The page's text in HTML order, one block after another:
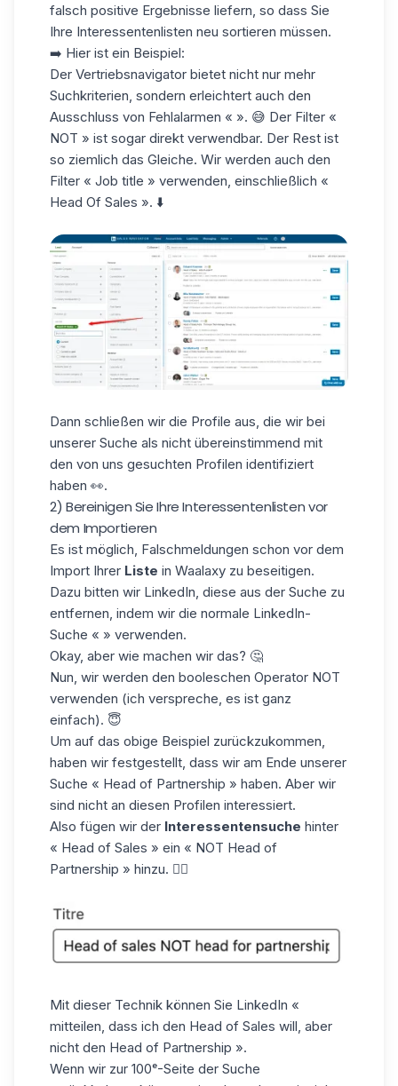
falsch positive Ergebnisse liefern, so dass Sie
Ihre Interessentenlisten neu sortieren müssen.
➡️ Hier ist ein Beispiel:
Der Vertriebsnavigator bietet nicht nur mehr
Suchkriterien, sondern erleichtert auch den
Ausschluss von Fehlalarmen « ». 😅 Der Filter «
NOT » ist sogar direkt verwendbar. Der Rest ist
so ziemlich das Gleiche. Wir werden auch den
Filter « Job title » verwenden, einschließlich «
Head Of Sales ». ⬇️
Dann schließen wir die Profile aus, die wir bei
unserer Suche als nicht übereinstimmend mit
den von uns gesuchten Profilen identifiziert
haben 👀.
2) Bereinigen Sie Ihre Interessentenlisten vor
dem Importieren
Es ist möglich, Falschmeldungen schon vor dem
Import Ihrer Liste in Waalaxy zu beseitigen.
Dazu bitten wir LinkedIn, diese aus der Suche zu
entfernen, indem wir die normale LinkedIn-
Suche « » verwenden.
Okay, aber wie machen wir das? 🤔
Nun, wir werden den booleschen Operator NOT
verwenden (ich verspreche, es ist ganz
einfach). 😇
Um auf das obige Beispiel zurückzukommen,
haben wir festgestellt, dass wir am Ende unserer
Suche « Head of Partnership » haben. Aber wir
sind nicht an diesen Profilen interessiert.
Also fügen wir der Interessentensuche hinter
« Head of Sales » ein « NOT Head of
Partnership » hinzu. 👇🏼
Mit dieser Technik können Sie LinkedIn «
mitteilen, dass ich den Head of Sales will, aber
nicht den Head of Partnership ».
Wenn wir zur 100ᵉ-Seite der Suche